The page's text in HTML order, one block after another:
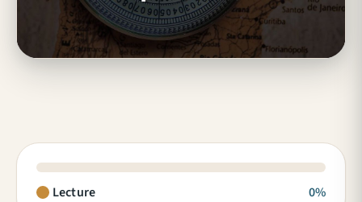
Lecture 0%